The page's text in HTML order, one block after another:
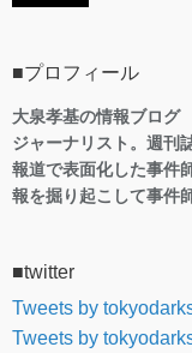
■プロフィール
大泉孝基の情報ブログ
ジャーナリスト。週刊
報道で表面化した事件
報を掘り起こして事件
■twitter
Tweets by
Tweets by